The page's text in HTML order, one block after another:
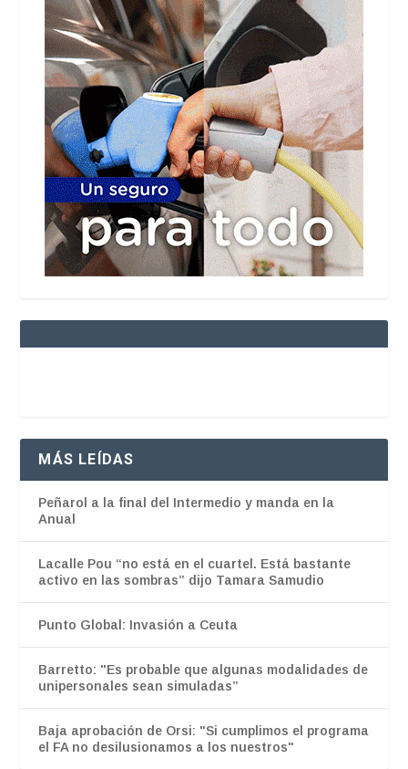
MÁS LEÍDAS
Peñarol a la final del Intermedio y manda en la
Anual
Lacalle Pou “no está en el cuartel. Está bastante
activo en las sombras” dijo Tamara Samudio
Punto Global: Invasión a Ceuta
Barretto: "Es probable que algunas modalidades de
unipersonales sean simuladas”
Baja aprobación de Orsi: "Si cumplimos el programa
el FA no desilusionamos a los nuestros"